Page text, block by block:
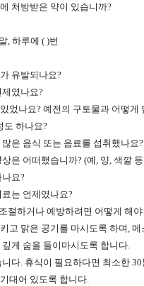
처방받은 약이 있습니까?
, 하루에 ( )번
유발되나요?
였나요?
었나요? 예전의 구토물과 어떻게
도 하나요?
은 음식 또는 음료를 섭취했나요?
은 어떠했습니까? (예, 양, 색깔
요?
는 언제였나요?
절하거나 예방하려면 어떻게 해
고 맑은 공기를 마시도록 하며,
게 숨을 들이마시도록 합니다.
다. 휴식이 필요하다면 최소한
대어 있도록 합니다.